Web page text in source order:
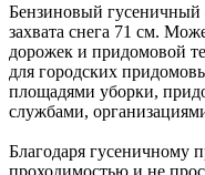
Бензиновый
захвата снега 71 см.
дорожек и придомовой
для городских
площадями уборки,
службами,
Благодаря гусеничному
проходимостью и не